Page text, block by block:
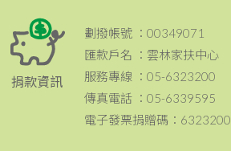
捐款資訊
劃撥帳號 ：00349071
匯款戶名 ：雲林家扶中心
服務專線 ：05-6323200
傳真電話 ：05-6339595
電子發票捐贈碼：6323200